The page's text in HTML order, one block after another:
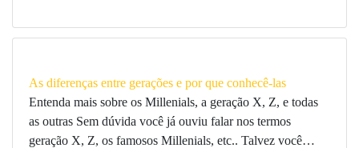
As diferenças entre gerações e por que conhecê-las
Entenda mais sobre os Millenials, a geração X, Z, e todas
as outras Sem dúvida você já ouviu falar nos termos
geração X, Z, os famosos Millenials, etc.. Talvez você…